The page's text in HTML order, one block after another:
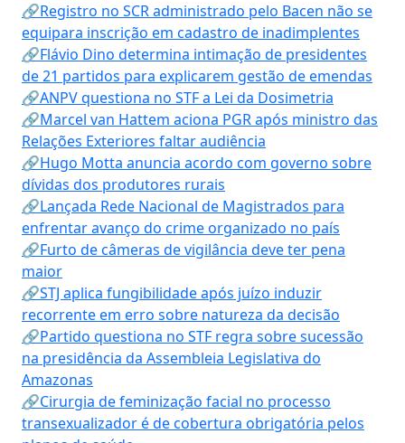
🔗Registro no SCR administrado pelo Bacen não se
equipara inscrição em cadastro de inadimplentes
🔗Flávio Dino determina intimação de presidentes
de 21 partidos para explicarem gestão de emendas
🔗ANPV questiona no STF a Lei da Dosimetria
🔗Marcel van Hattem aciona PGR após ministro das
Relações Exteriores faltar audiência
🔗Hugo Motta anuncia acordo com governo sobre
dívidas dos produtores rurais
🔗Lançada Rede Nacional de Magistrados para
enfrentar avanço do crime organizado no país
🔗Furto de câmeras de vigilância deve ter pena
maior
🔗STJ aplica fungibilidade após juízo induzir
recorrente em erro sobre natureza da decisão
🔗Partido questiona no STF regra sobre sucessão
na presidência da Assembleia Legislativa do
Amazonas
🔗Cirurgia de feminização facial no processo
transexualizador é de cobertura obrigatória pelos